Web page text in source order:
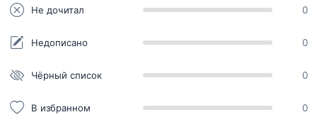
Не дочитал 0
Недописано 0
Чёрный список 0
В избранном 0